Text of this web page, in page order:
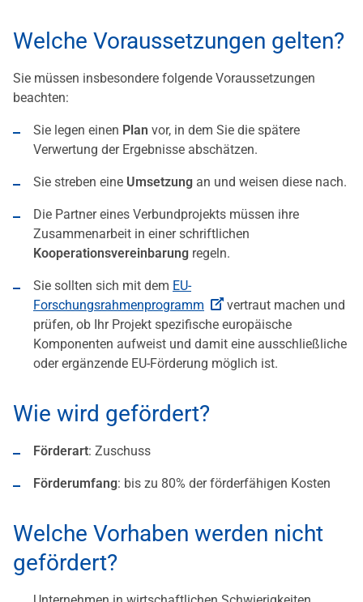
Welche Voraussetzungen gelten?
Sie müssen insbesondere folgende Voraussetzungen
beachten:
Sie legen einen Plan vor, in dem Sie die spätere
Verwertung der Ergebnisse abschätzen.
Sie streben eine Umsetzung an und weisen diese nach.
Die Partner eines Verbundprojekts müssen ihre
Zusammenarbeit in einer schriftlichen
Kooperationsvereinbarung regeln.
Sie sollten sich mit dem EU-
Forschungsrahmenprogramm
vertraut machen und
prüfen, ob Ihr Projekt spezifische europäische
Komponenten aufweist und damit eine ausschließliche
oder ergänzende EU-Förderung möglich ist.
Wie wird gefördert?
Förderart: Zuschuss
Förderumfang: bis zu 80% der förderfähigen Kosten
Welche Vorhaben werden nicht
gefördert?